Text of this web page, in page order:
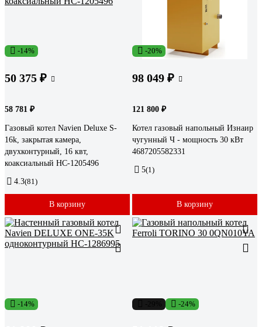
-14%
50 375 ₽
58 781 ₽
Газовый котел Navien Deluxe S-
16k, закрытая камера,
двухконтурный, 16 квт,
коаксиальный НС-1205496
4.3(81)
В корзину
-20%
98 049 ₽
121 800 ₽
Котел газовый напольный Изнаир
чугунный Ч - мощность 30 кВт
4687205582331
5(1)
В корзину
-14% -24%